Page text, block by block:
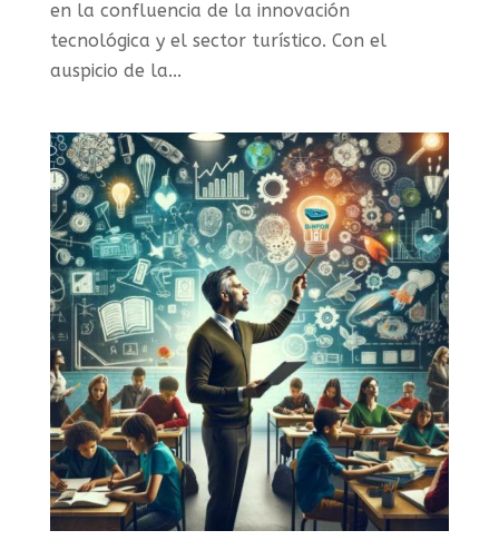
en la confluencia de la innovación
tecnológica y el sector turístico. Con el
auspicio de la...